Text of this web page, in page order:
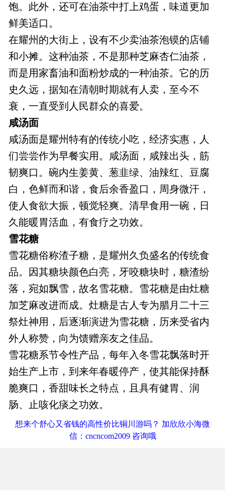
饱。此外，还可在油茶中打上鸡蛋，味道更加
鲜美适口。
在耀州的大街上，设有不少卖油茶泡镆的店铺
和小摊。这种油茶，不是那种芝麻杏仁油茶，
而是用家畜油和面粉炒成的一种油茶。它的历
史久远，据知在清朝时期就有人卖，至今不
衰，一直受到人民群众的喜爱。
咸汤面
咸汤面是耀州特有的传统小吃，经济实惠，人
们尝尝作为早餐实用。咸汤面，咸辣出头，筋
韧爽口。碗内生姜黄、葱韭绿、油辣红、豆腐
白，色鲜而和谐，食后余香盈口，周身微汗，
使人食欲大振，顿觉轻爽。清早食用一碗，日
久能暖胃活血，有食疗之功效。
雪花糖
雪花糖俗称渣子糖，是耀州久负盛名的传统食
品。因其糖块颜色白亮，牙咬糖块时，糖渣纷
落，宛如飘雪，故名雪花糖。雪花糖是由灶糖
加芝麻改进而成。灶糖是古人专为腊月二十三
祭灶神用，后逐渐演进为雪花糖，历来受省内
外人称赞，向为馈赠亲友之佳品。
雪花糖系节令性产品，每年入冬雪花飘落时开
始生产上市，到来年春暖停产，使其能保持酥
脆爽口，香甜味长之特点，且具有健胃、润
肠、止咳化痰之功效。
想来个舒心又省钱的高性价比铜川游吗？ 加欣欣小海微
信：cncncom2009 咨询哦